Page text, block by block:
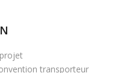
transporteur